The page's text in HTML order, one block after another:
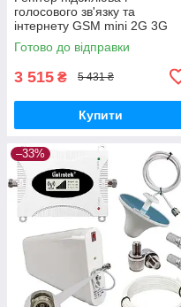
голосового зв'язку та
інтернету GSM mini 2G 3G
4G сигналу 1800 та 2100 МГц
(10/3 дБі)
Готово до відправки
3 515 ₴ 5 431 ₴
Купити
–33%